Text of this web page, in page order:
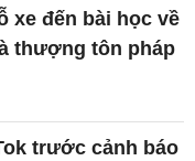
xe đến bài học về
thượng tôn pháp
trước cảnh báo